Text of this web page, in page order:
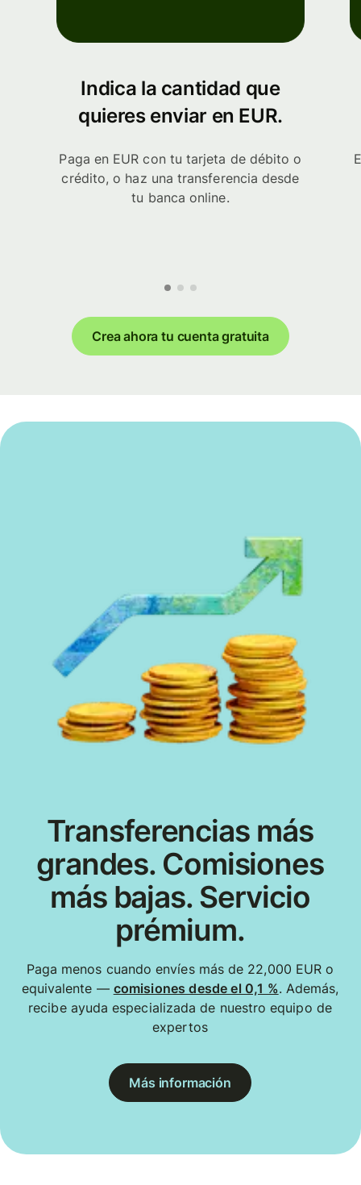
Indica la cantidad que
quieres enviar en EUR.
Paga en EUR con tu tarjeta de débito o
crédito, o haz una transferencia desde
tu banca online.
Crea ahora tu cuenta gratuita
Transferencias más
grandes. Comisiones
más bajas. Servicio
prémium.
Paga menos cuando envíes más de 22,000 EUR o
equivalente — comisiones desde el 0,1 %. Además,
recibe ayuda especializada de nuestro equipo de
expertos
Más información